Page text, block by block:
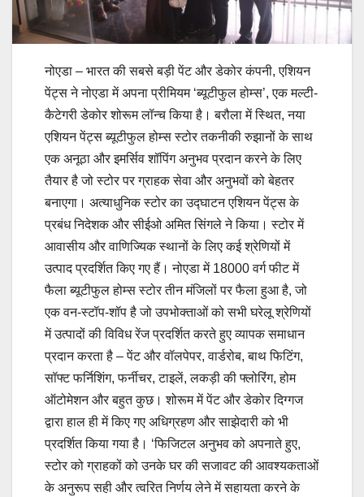
नोएडा – भारत की सबसे बड़ी पेंट और डेकोर कंपनी, एशियन
पेंट्स ने नोएडा में अपना प्रीमियम ‘ब्यूटीफुल होम्स’, एक मल्टी-
कैटेगरी डेकोर शोरूम लॉन्च किया है। बरौला में स्थित, नया
एशियन पेंट्स ब्यूटीफुल होम्स स्टोर तकनीकी रुझानों के साथ
एक अनूठा और इमर्सिव शॉपिंग अनुभव प्रदान करने के लिए
तैयार है जो स्टोर पर ग्राहक सेवा और अनुभवों को बेहतर
बनाएगा। अत्याधुनिक स्टोर का उद्घाटन एशियन पेंट्स के
प्रबंध निदेशक और सीईओ अमित सिंगले ने किया। स्टोर में
आवासीय और वाणिज्यिक स्थानों के लिए कई श्रेणियों में
उत्पाद प्रदर्शित किए गए हैं। नोएडा में 18000 वर्ग फीट में
फैला ब्यूटीफुल होम्स स्टोर तीन मंजिलों पर फैला हुआ है, जो
एक वन-स्टॉप-शॉप है जो उपभोक्ताओं को सभी घरेलू श्रेणियों
में उत्पादों की विविध रेंज प्रदर्शित करते हुए व्यापक समाधान
प्रदान करता है – पेंट और वॉलपेपर, वार्डरोब, बाथ फिटिंग,
सॉफ्ट फर्निशिंग, फर्नीचर, टाइलें, लकड़ी की फ्लोरिंग, होम
ऑटोमेशन और बहुत कुछ। शोरूम में पेंट और डेकोर दिग्गज
द्वारा हाल ही में किए गए अधिग्रहण और साझेदारी को भी
प्रदर्शित किया गया है। ‘फिजिटल अनुभव को अपनाते हुए,
स्टोर को ग्राहकों को उनके घर की सजावट की आवश्यकताओं
के अनुरूप सही और त्वरित निर्णय लेने में सहायता करने के